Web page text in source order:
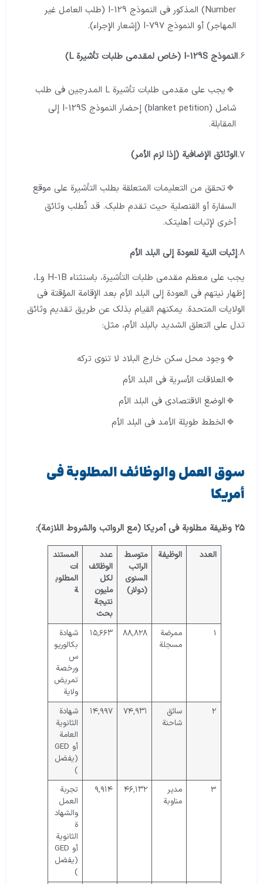
Number) المذكور في النموذج I-129 (طلب العامل غير
المهاجر) أو النموذج I-797 (إشعار الإجراء).
6. النموذج I-129S (خاص لمقدمي طلبات تأشيرة L)
يجب على مقدمي طلبات تأشيرة L المدرجين في طلب
شامل (blanket petition) إحضار النموذج I-129S إلى
المقابلة.
7.الوثائق الإضافية (إذا لزم الأمر)
تحقق من التعليمات المتعلقة بطلب التأشيرة على موقع
السفارة أو القنصلية حيث تقدم طلبك. قد تُطلب وثائق
أخرى لإثبات أهليتك.
8.إثبات النية للعودة إلى البلد الأم
يجب على معظم مقدمي طلبات التأشيرة، باستثناء H-1B وL،
إظهار نيتهم في العودة إلى البلد الأم بعد الإقامة المؤقتة في
الولايات المتحدة. يمكنهم القيام بذلك عن طريق تقديم وثائق
تدل على التعلق الشديد بالبلد الأم، مثل:
وجود محل سكن خارج البلاد لا تنوي تركه
العلاقات الأسرية في البلد الأم
الوضع الاقتصادي في البلد الأم
الخطط طويلة الأمد في البلد الأم
سوق العمل والوظائف المطلوبة في
أمريكا
٢٥ وظيفة مطلوبة في أمريكا (مع الرواتب والشروط اللازمة):
العدد الوظيفة
متوسط
الراتب
السنوي
(دولار)
عدد
الوظائف
لكل
مليون
نتيجة
بحث
المستند
ات
المطلوب
ة
1
ممرضة
مسجلة
٨٨,٨٢٨ ١٥,٦٦٣
شهادة
بكالوريو
س
ورخصة
تمريض
ولاية
2
سائق
شاحنة
٧٤,٩٣١ ١٤,٩٩٧
شهادة
الثانوية
العامة
أو GED
(يفضل
)
3
مدير
مناوبة
٤٦,١٣٢ ٩,٩١٤
تجربة
العمل
والشهاد
ة
الثانوية
أو GED
(يفضل
)